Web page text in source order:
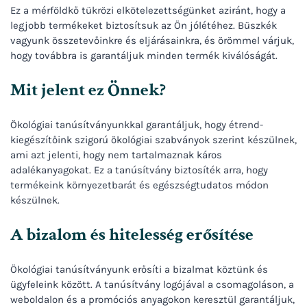
Ez a mérföldkő tükrözi elkötelezettségünket aziránt, hogy a
legjobb termékeket biztosítsuk az Ön jólétéhez. Büszkék
vagyunk összetevőinkre és eljárásainkra, és örömmel várjuk,
hogy továbbra is garantáljuk minden termék kiválóságát.
Mit jelent ez Önnek?
Ökológiai tanúsítványunkkal garantáljuk, hogy étrend-
kiegészítőink szigorú ökológiai szabványok szerint készülnek,
ami azt jelenti, hogy nem tartalmaznak káros
adalékanyagokat. Ez a tanúsítvány biztosíték arra, hogy
termékeink környezetbarát és egészségtudatos módon
készülnek.
A bizalom és hitelesség erősítése
Ökológiai tanúsítványunk erősíti a bizalmat köztünk és
ügyfeleink között. A tanúsítvány logójával a csomagoláson, a
weboldalon és a promóciós anyagokon keresztül garantáljuk,